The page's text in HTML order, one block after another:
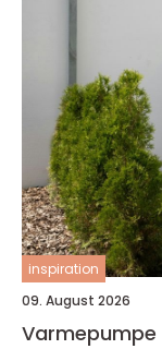
inspiration
09. August 2026